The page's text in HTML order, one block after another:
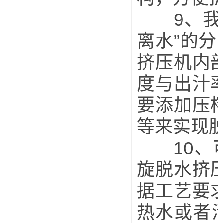
9、我
离水”的
挤压机内
度与出汁
要添加压
等来实现
10、可
旋脱水挤
据工艺要
热水或者